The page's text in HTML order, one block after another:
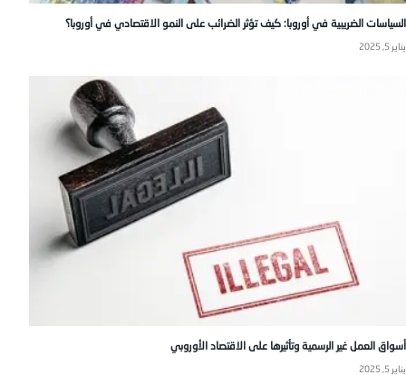
السياسات الضريبية في أوروبا: كيف تؤثر الضرائب على النمو الاقتصادي في أوروبا؟
يناير 5, 2025
أسواق العمل غير الرسمية وتأثيرها على الاقتصاد الأوروبي
يناير 5, 2025